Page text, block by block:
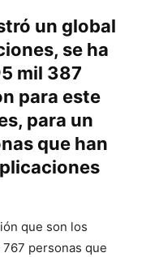
un global
se ha
mil 387
para este
para un
que han
que son los
personas que